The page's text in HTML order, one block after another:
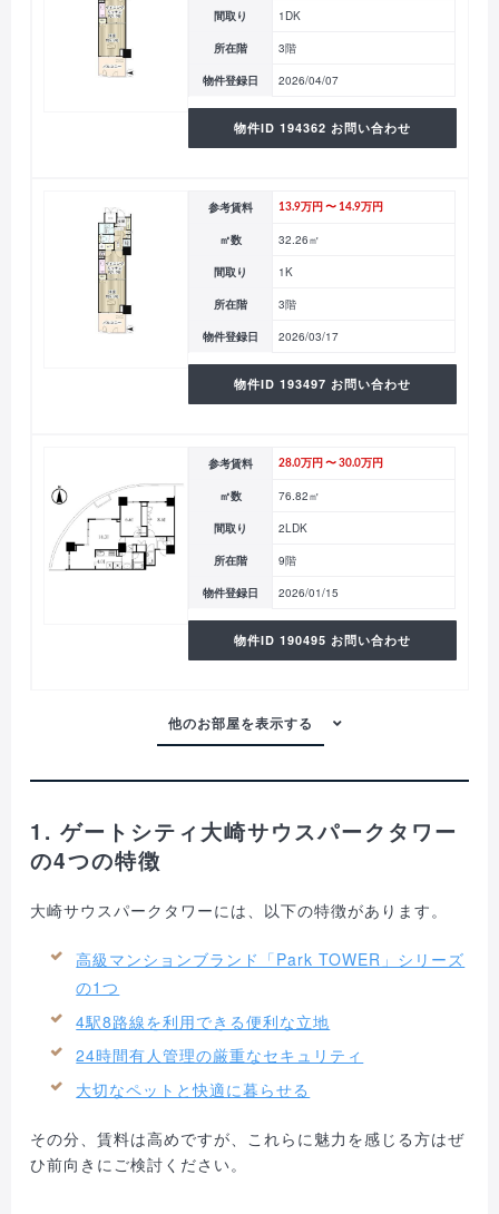
間取り 1DK
所在階 3階
物件登録日 2026/04/07
物件ID 194362 お問い合わせ
参考賃料 13.9万円 〜 14.9万円
㎡数 32.26㎡
間取り 1K
所在階 3階
物件登録日 2026/03/17
物件ID 193497 お問い合わせ
参考賃料 28.0万円 〜 30.0万円
㎡数 76.82㎡
間取り 2LDK
所在階 9階
物件登録日 2026/01/15
物件ID 190495 お問い合わせ
1. ゲートシティ大崎サウスパークタワー
の4つの特徴
大崎サウスパークタワーには、以下の特徴があります。
高級マンションブランド「Park TOWER」シリーズ
の1つ
4駅8路線を利用できる便利な立地
24時間有人管理の厳重なセキュリティ
大切なペットと快適に暮らせる
その分、賃料は高めですが、これらに魅力を感じる方はぜ
ひ前向きにご検討ください。